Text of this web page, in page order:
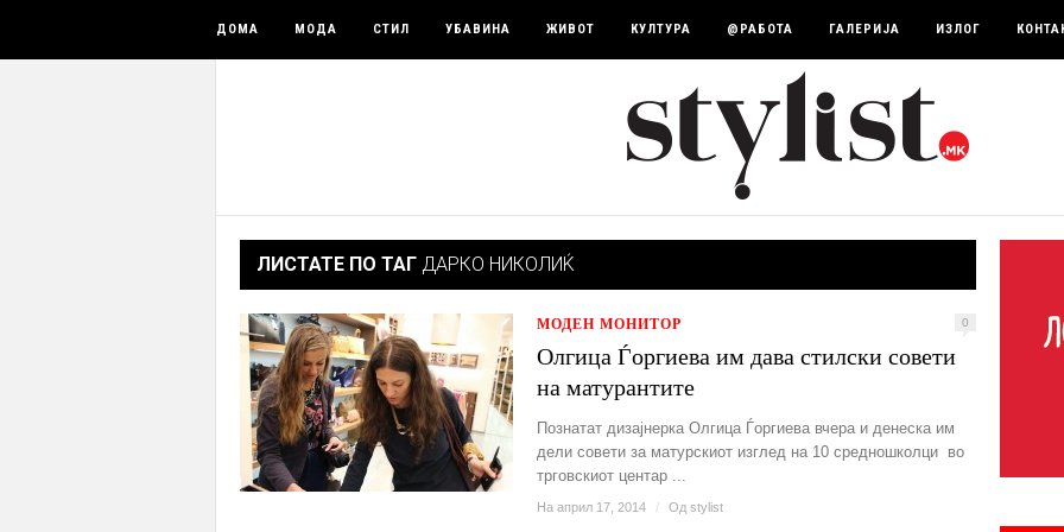
ДОМА МОДА СТИЛ УБАВИНА ЖИВОТ КУЛТУРА @РАБОТА ГАЛЕРИЈА ИЗЛОГ
ЛИСТАТЕ ПО ТАГ ДАРКО НИКОЛИЌ
МОДЕН МОНИТОР 0
Олгица Ѓоргиева им дава стилски совети
на матурантите
Познатат дизајнерка Олгица Ѓоргиева вчера и денеска им
дели совети за матурскиот изглед на 10 средношколци во
трговскиот центар ...
На април 17, 2014 / Од stylist